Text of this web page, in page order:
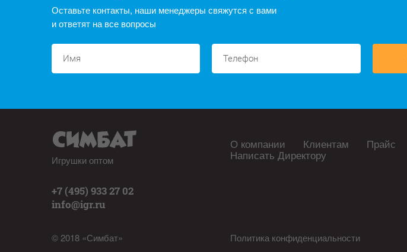
Оставьте контакты, наши менеджеры свяжутся с вами
и ответят на все вопросы
Игрушки оптом
+7 (495) 933 27 02
info@igr.ru
© 2018 «Симбат»
О компании Клиентам Прайс
Написать Директору
Политика конфиденциальности